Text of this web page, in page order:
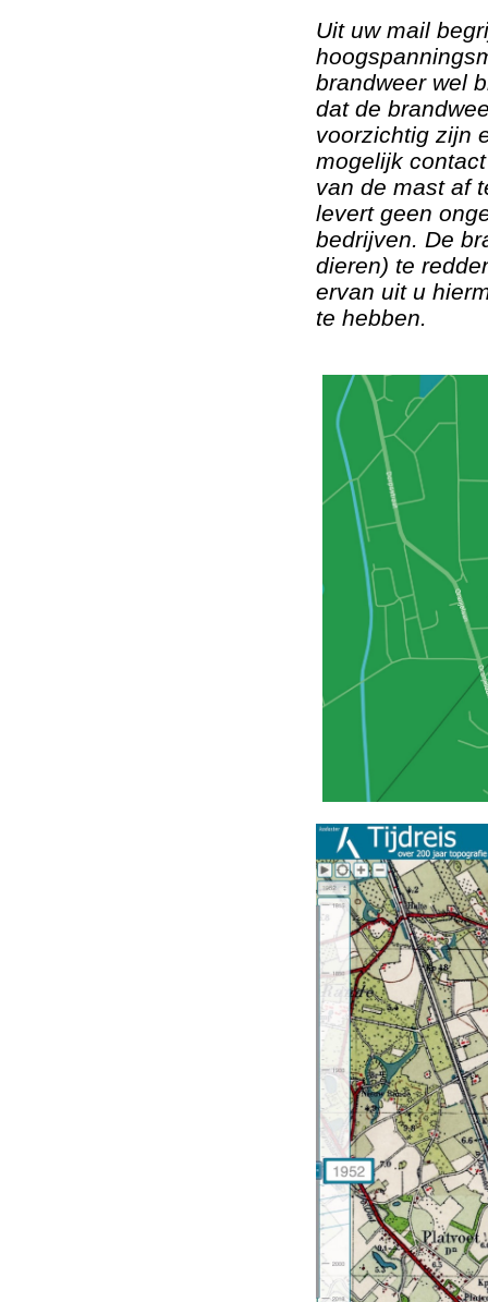
Uit uw mail
brandweer wel
dat de
voorzichtig zijn
mogelijk
van de mast af
levert geen
bedrijven. De
dieren) te
ervan uit u
te hebben.